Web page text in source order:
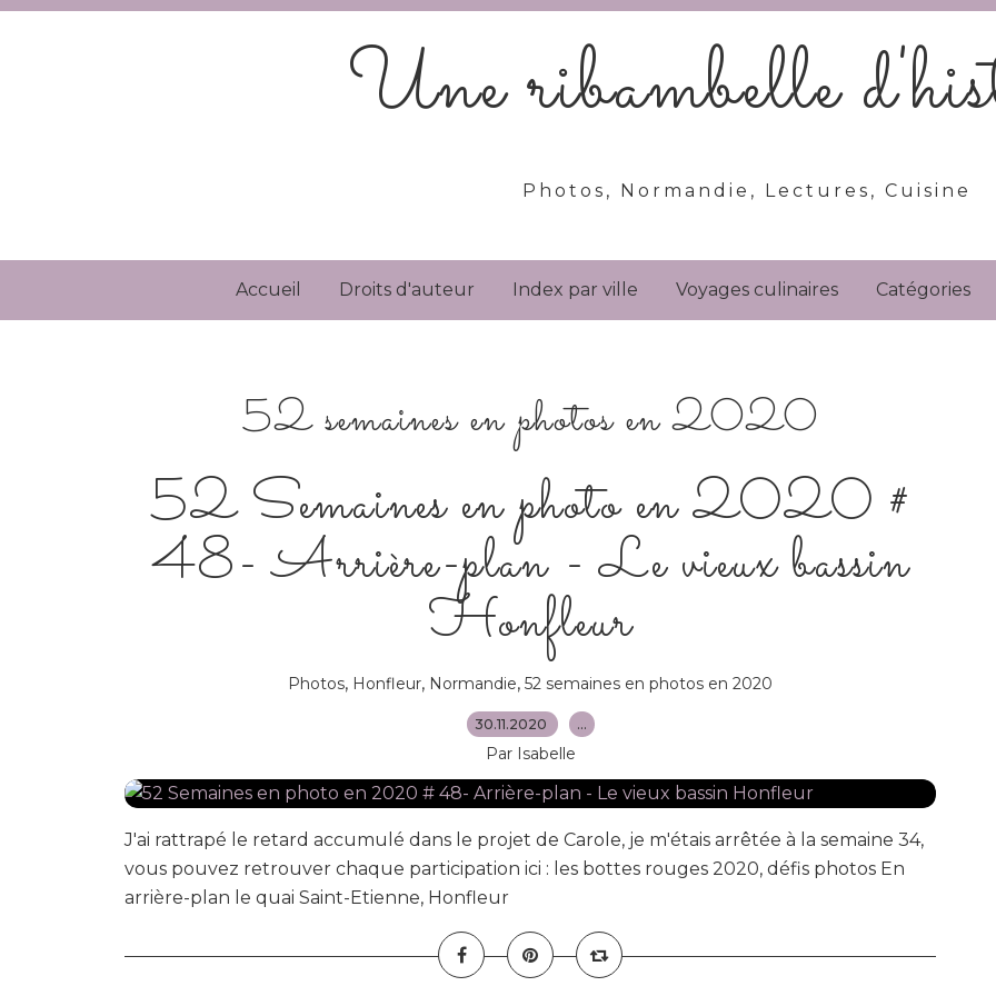
Une ribambelle
Photos, Normandie, Lectures, Cuisine
Accueil Droits d'auteur Index par ville Voyages culinaires Catégories
52 semaines en photos en 2020
52 Semaines en photo en 2020 #
48- Arrière-plan - Le vieux bassin
Honfleur
Photos, Honfleur, Normandie, 52 semaines en photos en 2020
30.11.2020 …
Par Isabelle
J'ai rattrapé le retard accumulé dans le projet de Carole, je m'étais arrêtée à la semaine 34,
vous pouvez retrouver chaque participation ici : les bottes rouges 2020, défis photos En
arrière-plan le quai Saint-Etienne, Honfleur